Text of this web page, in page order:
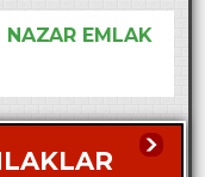
NAZAR EMLAK